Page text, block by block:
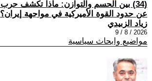
عن حدود القوة الأميركية في مواجهة إيران؟
زياد الزبيدي
2026 / 8 / 9
مواضيع وابحاث سياسية